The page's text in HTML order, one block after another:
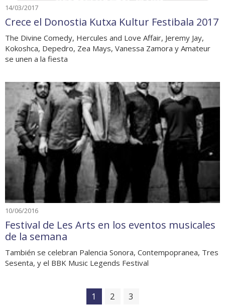
14/03/2017
Crece el Donostia Kutxa Kultur Festibala 2017
The Divine Comedy, Hercules and Love Affair, Jeremy Jay,
Kokoshca, Depedro, Zea Mays, Vanessa Zamora y Amateur
se unen a la fiesta
10/06/2016
Festival de Les Arts en los eventos musicales
de la semana
También se celebran Palencia Sonora, Contempopranea, Tres
Sesenta, y el BBK Music Legends Festival
1 2 3